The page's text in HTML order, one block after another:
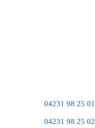
04231 98 25 01
04231 98 25 02